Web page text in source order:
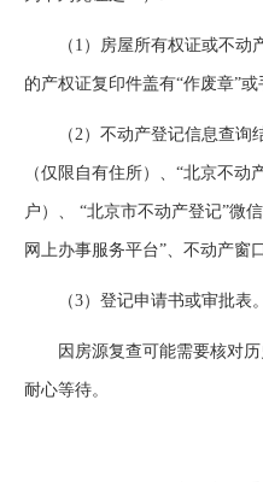
（1）房屋所有权证或不动
的产权证复印件盖有“作废章”或
（2）不动产登记信息查询结
（仅限自有住所）、“北京不动
户）、 “北京市不动产登记”微
网上办事服务平台”、不动产窗
（3）登记申请书或审批表。
因房源复查可能需要核对历
耐心等待。